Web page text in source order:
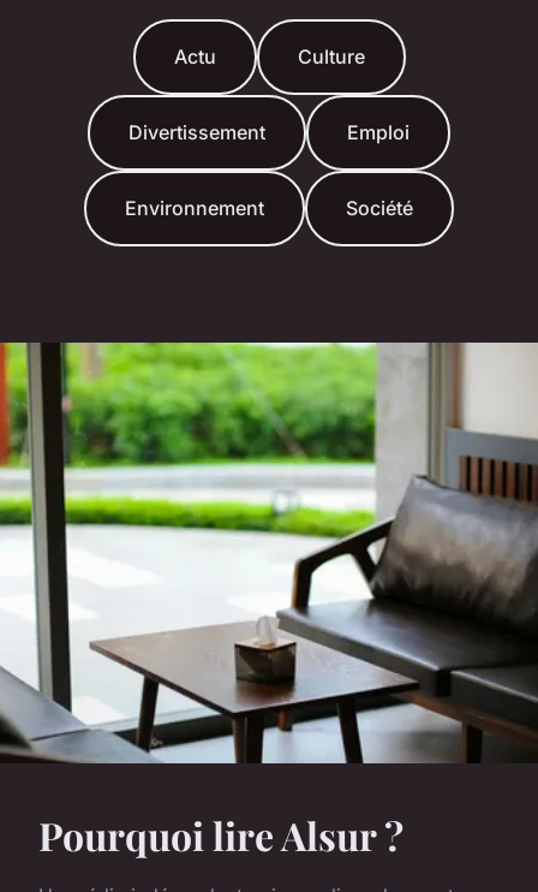
Actu Culture
Divertissement Emploi
Environnement Société
Pourquoi lire Alsur ?